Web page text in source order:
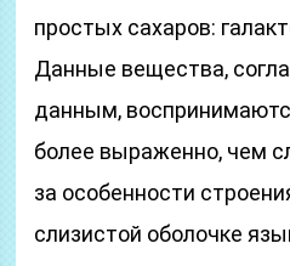
простых сахаров:
Данные вещества,
данным,
более выраженно, чем
за особенности
слизистой оболочке